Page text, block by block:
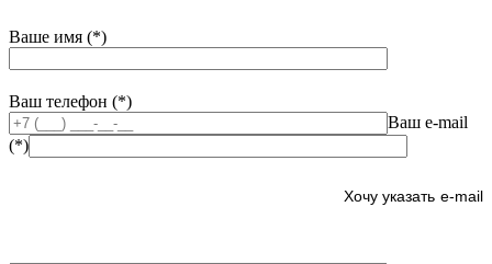
Ваше имя (*)
Ваш телефон (*)
Ваш e-mail
(*)
e-mail